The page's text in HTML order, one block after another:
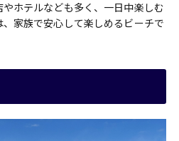
ホテルなども多く、一日中楽しむ
家族で安心して楽しめるビーチで